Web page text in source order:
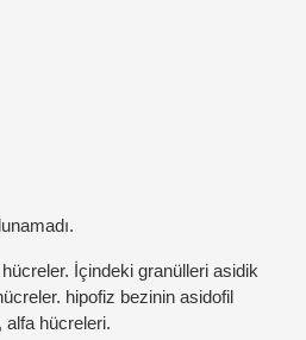
İçindeki granülleri asidik
hipofiz bezinin asidofil
alfa hücreleri.